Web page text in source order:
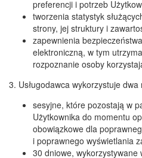
preferencji i potrzeb
tworzenia statystyk
strony, jej struktury i
zapewnienia
elektroniczną, w tym
rozpoznanie osoby
3. Usługodawca wykorzystuje
sesyjne, które pozostają w
Użytkownika do momentu
obowiązkowe dla
i poprawnego wyświetlania
30 dniowe,